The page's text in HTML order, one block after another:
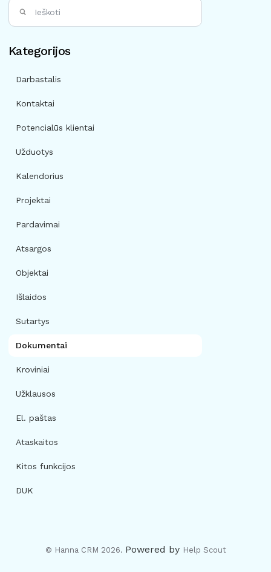
Kategorijos
Darbastalis
Kontaktai
Potencialūs klientai
Užduotys
Kalendorius
Projektai
Pardavimai
Atsargos
Objektai
Išlaidos
Sutartys
Dokumentai
Kroviniai
Užklausos
El. paštas
Ataskaitos
Kitos funkcijos
DUK
© Hanna CRM 2026. Powered by Help Scout